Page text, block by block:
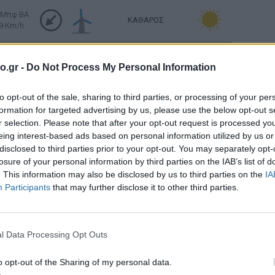
- Do Not Process My Personal Information
opt-out of the sale, sharing to third parties, or processing of your
for targeted advertising by us, please use the below opt-out
selection. Please note that after your opt-out request is processed
interest-based ads based on personal information utilized by us
to third parties prior to your opt-out. You may separately
of your personal information by third parties on the IAB’s list of
This information may also be disclosed by us to third parties on the
Participants that may further disclose it to other third parties.
Data Processing Opt Outs
opt-out of the Sharing of my personal data.
BA
9 Km/h
ΚΑΘΑΡΟΣ
Km/h
Ανατολή: 06:42 - Δύση 20:39
1 Μπφ N
3 Km/h
ΚΑΘΑΡΟΣ
ΒΔ
Km/h
ΚΑΘΑΡΟΣ
9 Km/h
ΚΑΘΑΡΟΣ
Μπφ Δ
ΚΑΘΑΡΟΣ
2026